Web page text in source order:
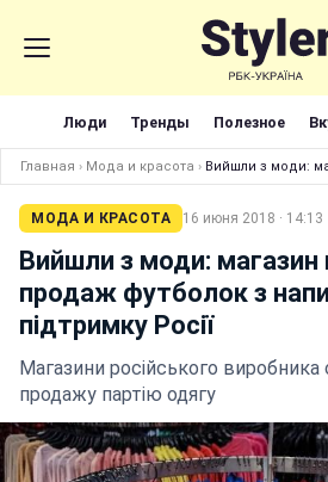
Люди Тренды Полезное
Главная › Мода и красота › Вийшли з моди:
МОДА И КРАСОТА 16 июня 2018 · 14:13
Вийшли з моди: магазин
продаж футболок з
підтримку Росії
Магазини російського виробника
продажу партію одягу